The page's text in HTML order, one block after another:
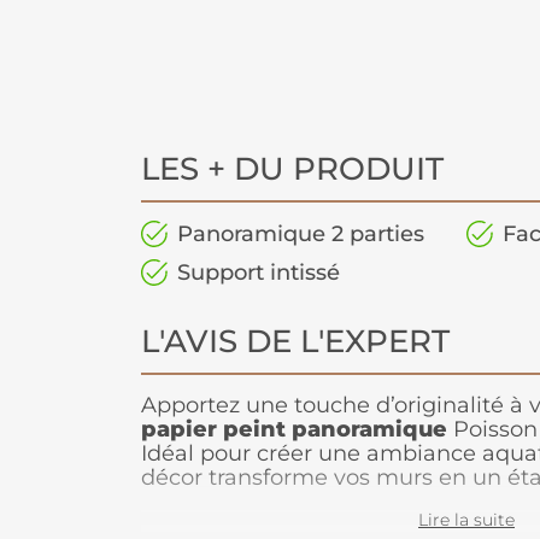
LES + DU PRODUIT
Panoramique 2 parties
Support intissé
L'AVIS DE L'EXPERT
Apportez une touche d’originalité à
papier peint panoramique
Idéal pour créer une ambiance
décor transforme vos murs en un
design artistique et immersif attire
Lire la suite